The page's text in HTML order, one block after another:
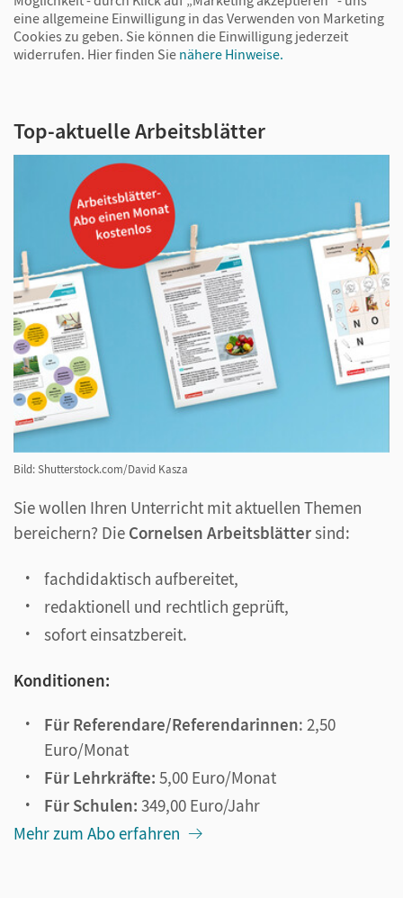
eine allgemeine Einwilligung in das Verwenden von Marketing
Cookies zu geben. Sie können die Einwilligung jederzeit
widerrufen. Hier finden Sie nähere Hinweise.
Top-aktuelle Arbeitsblätter
Bild: Shutterstock.com/David Kasza
Sie wollen Ihren Unterricht mit aktuellen Themen
bereichern? Die Cornelsen Arbeitsblättersind:
fachdidaktisch aufbereitet,
redaktionell und rechtlich geprüft,
sofort einsatzbereit.
Konditionen:
Für Referendare/Referendarinnen: 2,50
Euro/Monat
Für Lehrkräfte: 5,00 Euro/Monat
Für Schulen: 349,00 Euro/Jahr
Mehr zum Abo erfahren